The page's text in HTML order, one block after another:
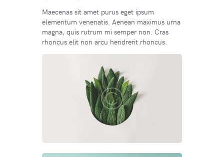
Maecenas sit amet purus eget ipsum
elementum venenatis. Aenean maximus urna
magna, quis rutrum mi semper non. Cras
rhoncus elit non arcu hendrerit rhoncus.